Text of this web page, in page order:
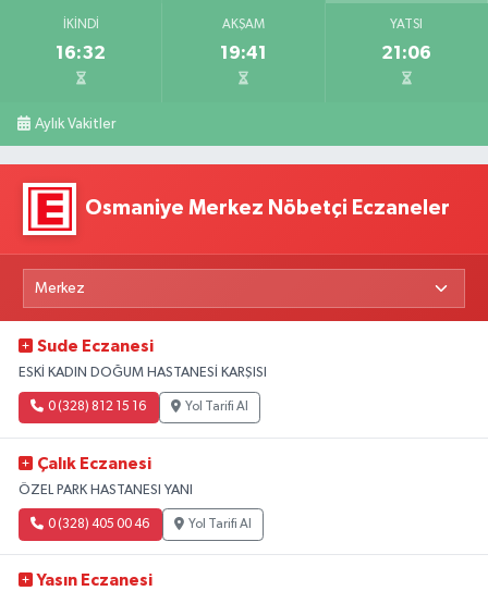
İKINDI
16:32
AKŞAM
19:41
YATSI
21:06
Aylık Vakitler
Osmaniye Merkez Nöbetçi Eczaneler
Sude Eczanesi
ESKİ KADIN DOĞUM HASTANESİ KARŞISI
0 (328) 812 15 16 Yol Tarifi Al
Çalık Eczanesi
ÖZEL PARK HASTANESI YANI
0 (328) 405 00 46 Yol Tarifi Al
Yasın Eczanesi